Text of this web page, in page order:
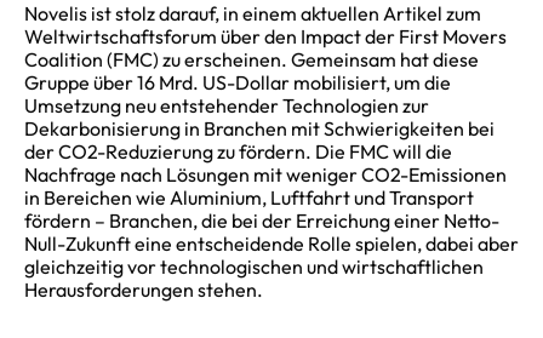
Novelis ist stolz darauf, in einem aktuellen Artikel zum
Weltwirtschaftsforum über den Impact der First Movers
Coalition (FMC) zu erscheinen. Gemeinsam hat diese
Gruppe über 16 Mrd. US-Dollar mobilisiert, um die
Umsetzung neu entstehender Technologien zur
Dekarbonisierung in Branchen mit Schwierigkeiten bei
der CO2-Reduzierung zu fördern. Die FMC will die
Nachfrage nach Lösungen mit weniger CO2-Emissionen
in Bereichen wie Aluminium, Luftfahrt und Transport
fördern – Branchen, die bei der Erreichung einer Netto-
Null-Zukunft eine entscheidende Rolle spielen, dabei aber
gleichzeitig vor technologischen und wirtschaftlichen
Herausforderungen stehen.